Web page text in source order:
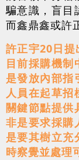
騙意識，盲目
而鑫鼎鑫或許
許正宇20日提
目前採購機制
是發放內部指
人員在起草招
關鍵節點提供
非是要求採購
是要其樹立充
時察覺並處理